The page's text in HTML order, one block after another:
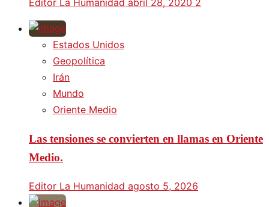
Editor La Humanidad abril 28, 2020 2
Estados Unidos
Geopolítica
Irán
Mundo
Oriente Medio
Las tensiones se convierten en llamas en Oriente
Medio.
Editor La Humanidad agosto 5, 2026